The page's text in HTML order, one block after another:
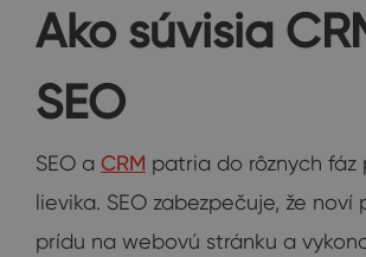
Ako súvisia
SEO
SEO a CRM patria do rôznych fáz
lievika. SEO zabezpečuje, že noví
prídu na webovú stránku a